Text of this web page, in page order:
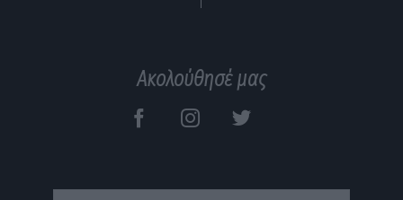
Ακολούθησέ μας